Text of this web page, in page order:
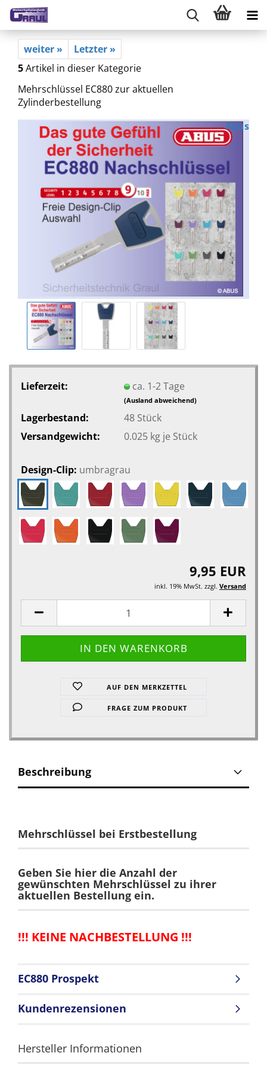
weiter »
Letzter »
5Artikel in dieser Kategorie
Mehrschlüssel EC880 zur aktuellen
Zylinderbestellung
Abus
Lieferzeit: ca. 1-2 Tage
(Ausland abweichend)
Lagerbestand: 48 Stück
Versandgewicht:
0.025kg je Stück
Design-Clip: umbragrau
9,95 EUR
inkl. 19% MwSt. zzgl. Versand
AUF DEN MERKZETTEL
FRAGE ZUM PRODUKT
Beschreibung
Mehrschlüssel bei Erstbestellung
Geben Sie hier die Anzahl der
gewünschten Mehrschlüssel zu ihrer
aktuellen Bestellung ein.
!!! KEINE NACHBESTELLUNG !!!
EC880 Prospekt
Kundenrezensionen
Hersteller Informationen